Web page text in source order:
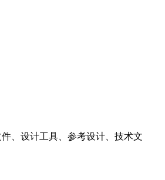
、设计工具、参考设计、技术文